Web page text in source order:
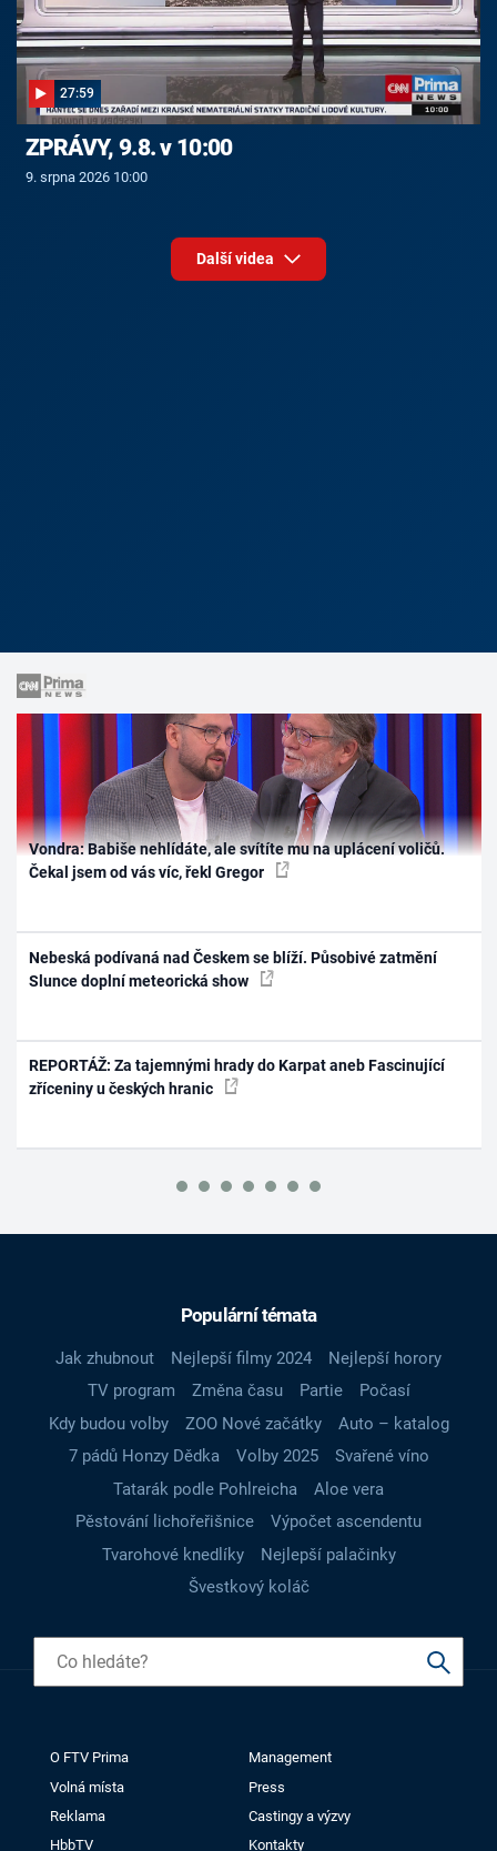
27:59
ZPRÁVY, 9.8. v 10:00
9. srpna 2026 10:00
Další videa
Vondra: Babiše nehlídáte, ale svítíte mu na uplácení voličů.
Čekal jsem od vás víc, řekl Gregor
Nebeská podívaná nad Českem se blíží. Působivé zatmění
Slunce doplní meteorická show
REPORTÁŽ: Za tajemnými hrady do Karpat aneb Fascinující
zříceniny u českých hranic
Populární témata
Jak zhubnout Nejlepší filmy 2024
Nejlepší horory
TV program
Změna času Partie
Počasí
Kdy budou volby
ZOO Nové začátky
Auto – katalog
7 pádů Honzy Dědka
Volby 2025
Svařené víno
Tatarák podle Pohlreicha
Aloe vera
Pěstování lichořeřišnice
Výpočet ascendentu
Tvarohové knedlíky
Nejlepší palačinky
Švestkový koláč
O FTV Prima
Management
Volná místa
Press
Reklama
Castingy a výzvy
HbbTV
Kontakty